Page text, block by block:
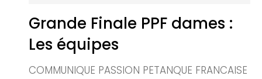
Grande Finale PPF dames :
Les équipes
COMMUNIQUE PASSION PETANQUE FRANCAISE